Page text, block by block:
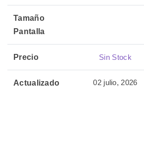
Tamaño
Pantalla
Precio Sin Stock
Actualizado 02 julio, 2026